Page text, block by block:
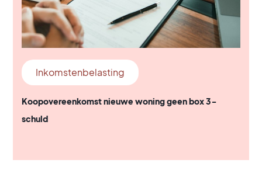
Inkomstenbelasting
Koopovereenkomst nieuwe woning geen box 3-
schuld